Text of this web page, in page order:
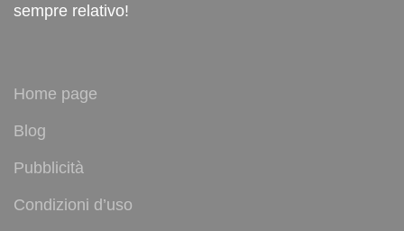
sempre relativo!
Home page
Blog
Pubblicità
Condizioni d’uso